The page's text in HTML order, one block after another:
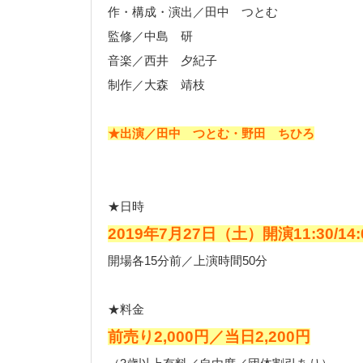
作・構成・演出／田中 つとむ
監修／中島 研
音楽／西井 夕紀子
制作／大森 靖枝
★出演／田中 つとむ・野田 ちひろ
★日時
2019年7月27日（土） 開演11:30/
開場各15分前／上演時間50分
★料金
前売り2,000円／当日2,200円